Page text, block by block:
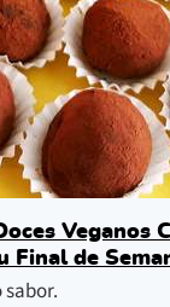
Veganos
Final de